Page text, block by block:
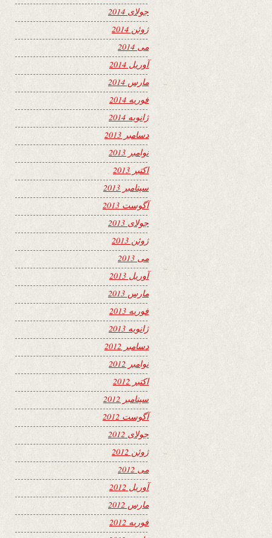
جولای 2014
ژوئن 2014
می 2014
آوریل 2014
مارس 2014
فوریه 2014
ژانویه 2014
دسامبر 2013
نوامبر 2013
اکتبر 2013
سپتامبر 2013
آگوست 2013
جولای 2013
ژوئن 2013
می 2013
آوریل 2013
مارس 2013
فوریه 2013
ژانویه 2013
دسامبر 2012
نوامبر 2012
اکتبر 2012
سپتامبر 2012
آگوست 2012
جولای 2012
ژوئن 2012
می 2012
آوریل 2012
مارس 2012
فوریه 2012